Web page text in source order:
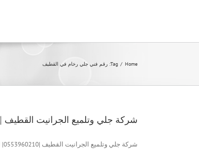
Home
/
Tag: رقم فني جلي رخام في القطيف
شركة جلي وتلميع الجرانيت القطيف |0553960210| ارخص الاسعار
شركة جلي وتلميع الجرانيت القطيف |0553960210| ارخص الاسعار شركة جلي [...]